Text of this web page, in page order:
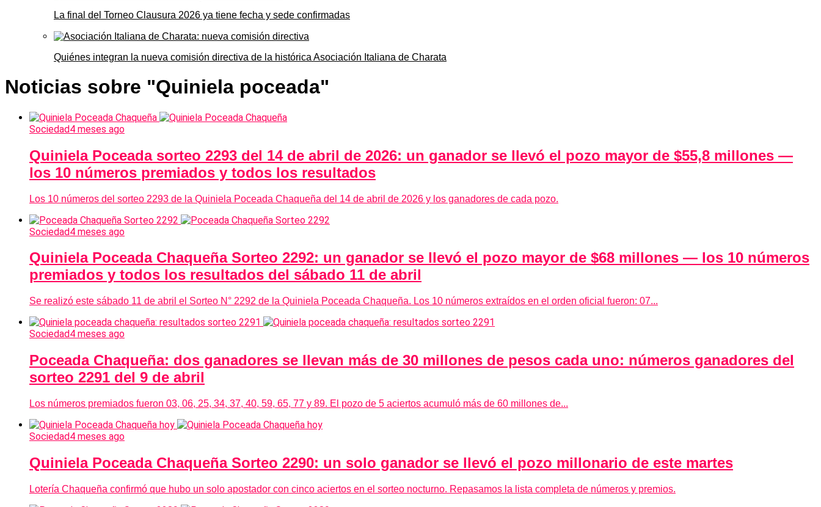
La final del Torneo Clausura 2026 ya tiene fecha y sede confirmadas
Quiénes integran la nueva comisión directiva de la histórica Asociación Italiana de Charata
Noticias sobre "Quiniela poceada"
Sociedad4 meses ago
Quiniela Poceada sorteo 2293 del 14 de abril de 2026: un ganador se llevó el pozo mayor de $55,8 millones —
los 10 números premiados y todos los resultados
Los 10 números del sorteo 2293 de la Quiniela Poceada Chaqueña del 14 de abril de 2026 y los ganadores de cada pozo.
Sociedad4 meses ago
Quiniela Poceada Chaqueña Sorteo 2292: un ganador se llevó el pozo mayor de $68 millones — los 10 números
premiados y todos los resultados del sábado 11 de abril
Se realizó este sábado 11 de abril el Sorteo N° 2292 de la Quiniela Poceada Chaqueña. Los 10 números extraídos en el orden oficial fueron: 07...
Sociedad4 meses ago
Poceada Chaqueña: dos ganadores se llevan más de 30 millones de pesos cada uno: números ganadores del
sorteo 2291 del 9 de abril
Los números premiados fueron 03, 06, 25, 34, 37, 40, 59, 65, 77 y 89. El pozo de 5 aciertos acumuló más de 60 millones de...
Sociedad4 meses ago
Quiniela Poceada Chaqueña Sorteo 2290: un solo ganador se llevó el pozo millonario de este martes
Lotería Chaqueña confirmó que hubo un solo apostador con cinco aciertos en el sorteo nocturno. Repasamos la lista completa de números y premios.